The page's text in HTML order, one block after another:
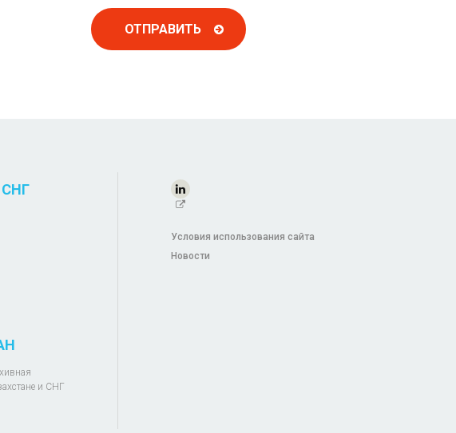
и СНГ
Условия использования сайта
Новости